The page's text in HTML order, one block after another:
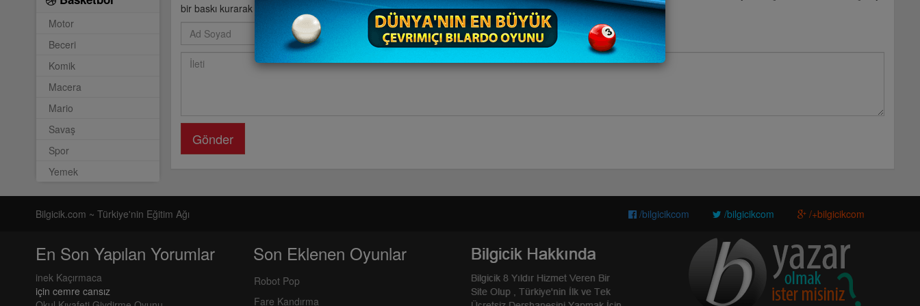
Motor
Beceri
Komik
Macera
Mario
Savaş
Spor
Yemek
bir baskı kurarak topu alırsınız ve sayınızı atarsınız.
Gönder
Bilgicik.com ~ Türkiye'nin Eğitim Ağı /bilgicikcom /bilgicikcom /+bilgicikcom
En Son Yapılan Yorumlar
inek Kaçırmaca
için cemre cansız
Son Eklenen Oyunlar
Robot Pop
Fare Kandırma